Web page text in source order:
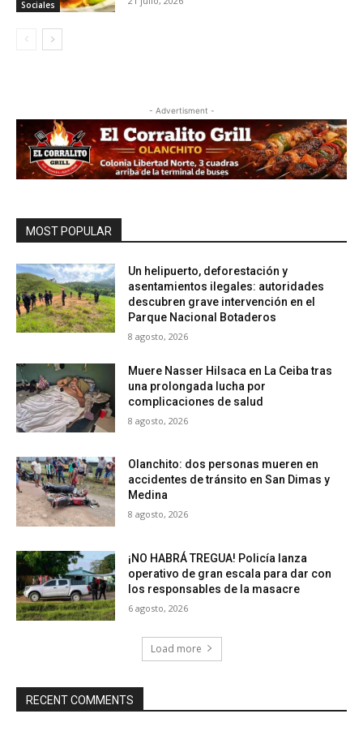
Sociales
- Advertisment -
MOST POPULAR
Un helipuerto, deforestación y
asentamientos ilegales: autoridades
descubren grave intervención en el
Parque Nacional Botaderos
8 agosto, 2026
Muere Nasser Hilsaca en La Ceiba tras
una prolongada lucha por
complicaciones de salud
8 agosto, 2026
Olanchito: dos personas mueren en
accidentes de tránsito en San Dimas y
Medina
8 agosto, 2026
¡NO HABRÁ TREGUA! Policía lanza
operativo de gran escala para dar con
los responsables de la masacre
6 agosto, 2026
Load more
RECENT COMMENTS